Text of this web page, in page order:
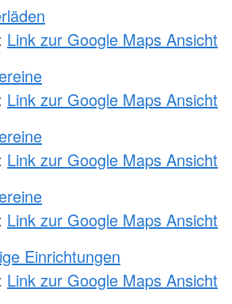
Link zur Google Maps Ansicht
Link zur Google Maps Ansicht
Link zur Google Maps Ansicht
Link zur Google Maps Ansicht
Einrichtungen
Link zur Google Maps Ansicht